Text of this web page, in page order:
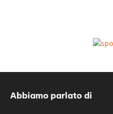
Abbiamo parlato di